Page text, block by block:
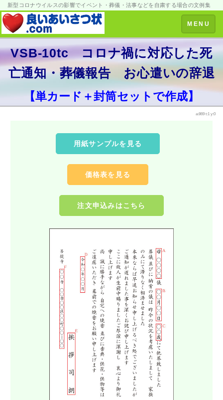
新型コロナウイルスの影響でイベント・葬儀・法事などを自粛する場合の文例集
Toggle
navigation
MENU
VSB-10tc コロナ禍に対応した死
亡通知・葬儀報告 お心遣いの辞退
【単カード＋封筒セットで作成】
a:869 t:1 y:0
用紙サンプルを見る
価格表を見る
注文申込みはこちら